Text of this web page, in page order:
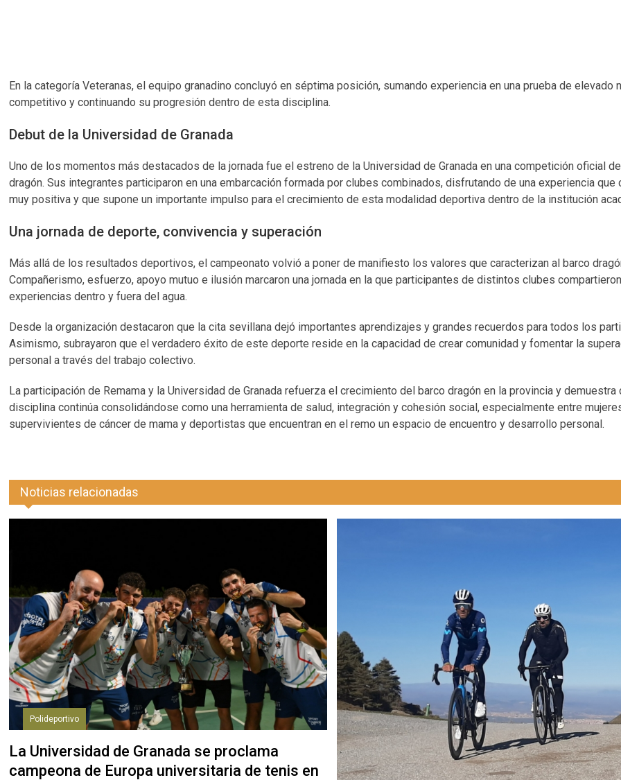
En la categoría Veteranas, el equipo granadino concluyó en séptima posición, sumando experiencia en una prueba de elevado
competitivo y continuando su progresión dentro de esta disciplina.
Debut de la Universidad de Granada
Uno de los momentos más destacados de la jornada fue el estreno de la Universidad de Granada en una competición oficial
dragón. Sus integrantes participaron en una embarcación formada por clubes combinados, disfrutando de una experiencia que
muy positiva y que supone un importante impulso para el crecimiento de esta modalidad deportiva dentro de la institución
Una jornada de deporte, convivencia y superación
Más allá de los resultados deportivos, el campeonato volvió a poner de manifiesto los valores que caracterizan al barco
Compañerismo, esfuerzo, apoyo mutuo e ilusión marcaron una jornada en la que participantes de distintos clubes
experiencias dentro y fuera del agua.
Desde la organización destacaron que la cita sevillana dejó importantes aprendizajes y grandes recuerdos para todos los
Asimismo, subrayaron que el verdadero éxito de este deporte reside en la capacidad de crear comunidad y fomentar la
personal a través del trabajo colectivo.
La participación de Remama y la Universidad de Granada refuerza el crecimiento del barco dragón en la provincia y
disciplina continúa consolidándose como una herramienta de salud, integración y cohesión social, especialmente entre
supervivientes de cáncer de mama y deportistas que encuentran en el remo un espacio de encuentro y desarrollo personal.
Noticias relacionadas
Polideportivo
La Universidad de Granada se proclama
campeona de Europa universitaria de tenis en